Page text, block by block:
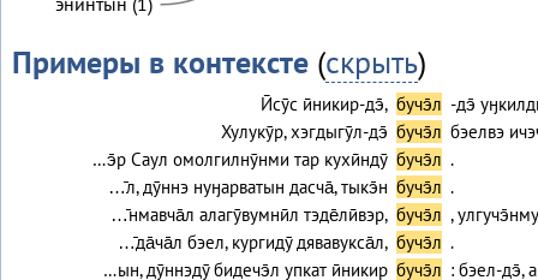
Примеры в контексте(скрыть)
Ӣсӯс ӣникир-дэ̄, бучэ̄л -дэ̄
Хулукӯр, хэгдыгӯл-дэ̄ бучэ̄л бэелвэ
…э̄р Саул омолгилнӯнми тар кухӣндӯ бучэ̄л .
…̄л, дӯннэ нуӈарватын дасча̄, тыкэ̄н бучэ̄л .
…̄нмавча̄л алагӯвумнӣл тэде̄лӣвэр, бучэ̄л ,
…̄да̄ча̄л бэел, кургидӯ дявавукса̄л, бучэ̄л .
…ын, дӯннэдӯ бидечэ̄л упкат ӣникир бучэ̄л : бэел-дэ̄,